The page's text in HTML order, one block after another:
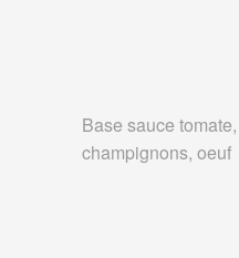
Base sauce
champignons, oeuf